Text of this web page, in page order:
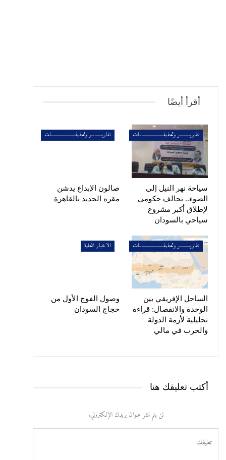
أقرأ أيضًا
تقاريــــــــــر وتحقيقـــــــــــــــــــــــات
سياحة نهر النيل إلى
الضوء.. تحالف حكومي
لإطلاق أكبر مشروع
سياحي بالسودان
تقاريــــــــــر وتحقيقـــــــــــــــــــــــات
صالون الإبداع يدشن
مقره الجديد بالقاهرة
تقاريــــــــــر وتحقيقـــــــــــــــــــــــات
الساحل الإفريقي بين
الوحدة والانفصال: قراءة
تحليلية لأزمة الدولة
والحرب في مالي
الاخبار المحلية
وصول الفوج الأول من
حجاج السودان
أكتب تعليقك هنا
لن يتم نشر عنوان بريدك الإلكتروني.